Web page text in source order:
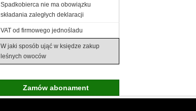
Spadkobierca nie ma obowiązku
składania zaległych deklaracji
VAT od firmowego jednośladu
W jaki sposób ująć w księdze zakup
leśnych owoców
Zamów abonament